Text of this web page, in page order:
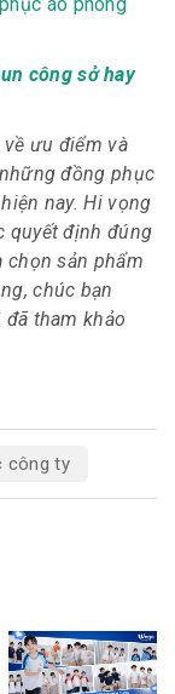
công sở hay
ưu điểm và
đồng phục
nay. Hi vọng
quyết định đúng
chọn sản phẩm
chúc bạn
tham khảo
công ty